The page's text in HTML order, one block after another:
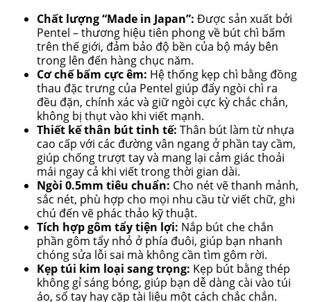
Chất lượng “Made in Japan”: Được sản xuất bởi
Pentel – thương hiệu tiên phong về bút chì bấm
trên thế giới, đảm bảo độ bền của bộ máy bên
trong lên đến hàng chục năm.
Cơ chế bấm cực êm: Hệ thống kẹp chì bằng đồng
thau đặc trưng của Pentel giúp đẩy ngòi chì ra
đều đặn, chính xác và giữ ngòi cực kỳ chắc chắn,
không bị thụt vào khi viết mạnh.
Thiết kế thân bút tinh tế: Thân bút làm từ nhựa
cao cấp với các đường vân ngang ở phần tay cầm,
giúp chống trượt tay và mang lại cảm giác thoải
mái ngay cả khi viết trong thời gian dài.
Ngòi 0.5mm tiêu chuẩn: Cho nét vẽ thanh mảnh,
sắc nét, phù hợp cho mọi nhu cầu từ viết chữ, ghi
chú đến vẽ phác thảo kỹ thuật.
Tích hợp gôm tẩy tiện lợi: Nắp bút che chắn
phần gôm tẩy nhỏ ở phía đuôi, giúp bạn nhanh
chóng sửa lỗi sai mà không cần tìm gôm rời.
Kẹp túi kim loại sang trọng: Kẹp bút bằng thép
không gỉ sáng bóng, giúp bạn dễ dàng cài vào túi
áo, sổ tay hay cặp tài liệu một cách chắc chắn.